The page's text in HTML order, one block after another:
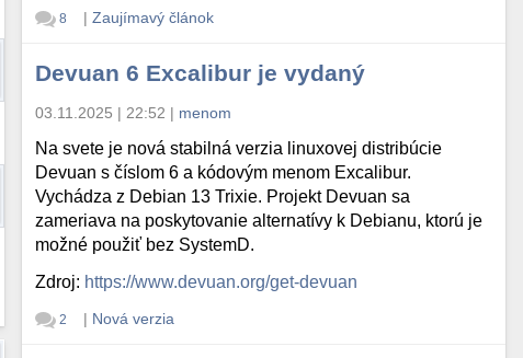
8 | Zaujímavý článok
Devuan 6 Excalibur je vydaný
03.11.2025 | 22:52 | menom
Na svete je nová stabilná verzia linuxovej distribúcie
Devuan s číslom 6 a kódovým menom Excalibur.
Vychádza z Debian 13 Trixie. Projekt Devuan sa
zameriava na poskytovanie alternatívy k Debianu, ktorú je
možné použiť bez SystemD.
Zdroj: https://www.devuan.org/get-devuan
2 | Nová verzia